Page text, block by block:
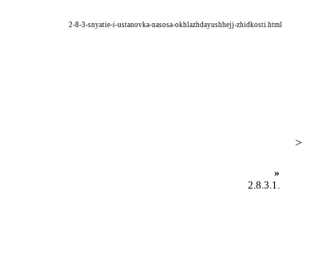
2-8-3-snyatie-i-ustanovka-nasosa-okhlazhdayushhejj-zhidkosti.html
»
2.8.3.1.
>